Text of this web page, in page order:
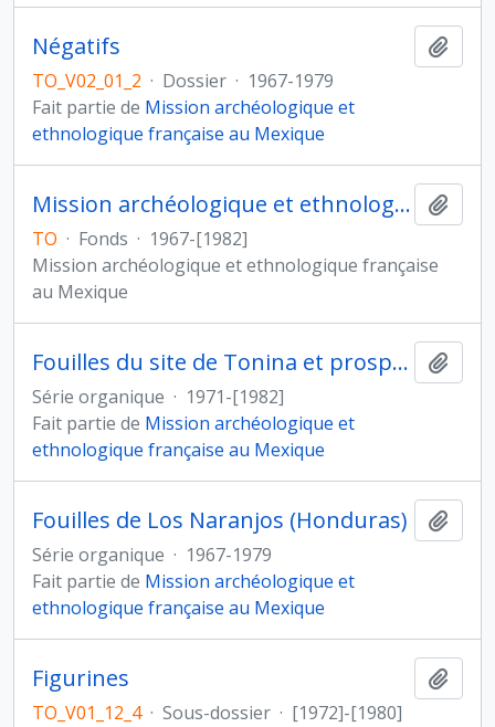
Négatifs
TO_V02_01_2 · Dossier · 1967-1979
Fait partie de Mission archéologique et
ethnologique française au Mexique
Mission archéologique et ethnologique française au Mexique
TO · Fonds · 1967-[1982]
Mission archéologique et ethnologique française
au Mexique
Fouilles du site de Tonina et prospections dans la vallée d'Ocosingo (Mexique)
Série organique · 1971-[1982]
Fait partie de Mission archéologique et
ethnologique française au Mexique
Fouilles de Los Naranjos (Honduras)
Série organique · 1967-1979
Fait partie de Mission archéologique et
ethnologique française au Mexique
Figurines
TO_V01_12_4 · Sous-dossier · [1972]-[1980]